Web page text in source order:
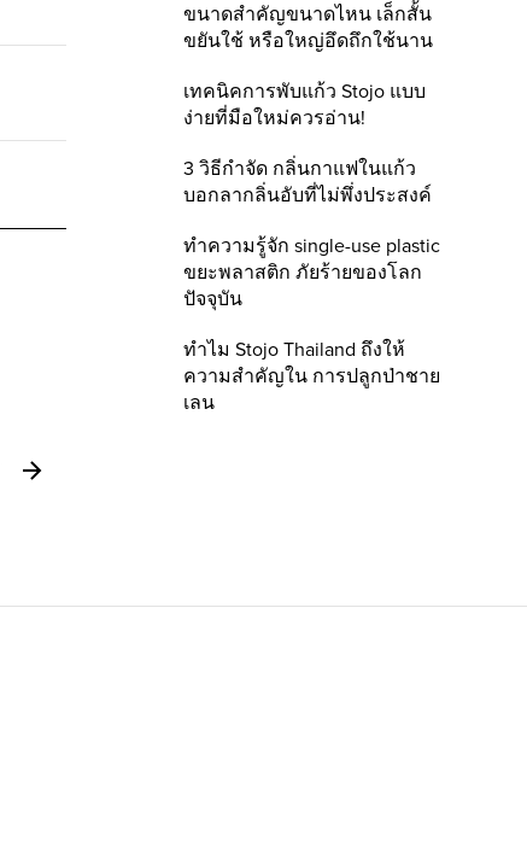
ขนาดสำคัญขนาดไหน เล็กสั้น
ขยันใช้ หรือใหญ่อึดถึกใช้นาน
เทคนิคการพับแก้ว Stojo แบบ
ง่ายที่มือใหม่ควรอ่าน!
3 วิธีกำจัด กลิ่นกาแฟในแก้ว
บอกลากลิ่นอับที่ไม่พึ่งประสงค์
ทำความรู้จัก single-use plastic
ขยะพลาสติก ภัยร้ายของโลก
ปัจจุบัน
ทำไม Stojo Thailand ถึงให้
ความสำคัญใน การปลูกป่าชาย
เลน